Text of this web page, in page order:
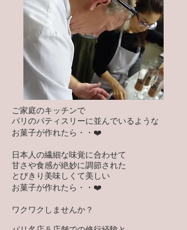
ご家庭のキッチンで
パリのパティスリーに並んでいるような
お菓子が作れたら・・❤️
日本人の繊細な味覚に合わせて
甘さや食感が絶妙に調節された
とびきり美味しくて美しい
お菓子が作れたら・・❤️
ワクワクしませんか？